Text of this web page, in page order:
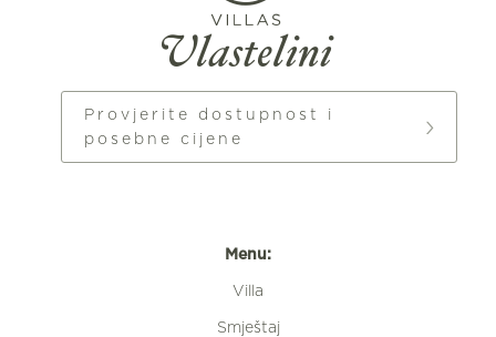
Provjerite dostupnost i
posebne cijene
Menu:
Villa
Smještaj